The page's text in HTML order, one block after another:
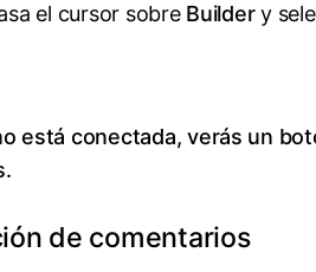
el cursor sobre Buildery
está conectada, verás un
de comentarios